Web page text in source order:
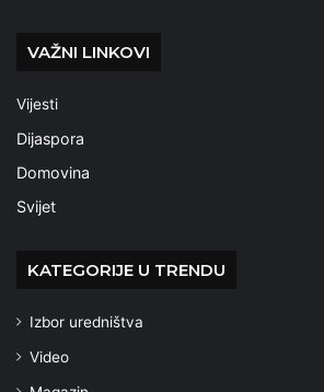
VAŽNI LINKOVI
Vijesti
Dijaspora
Domovina
Svijet
KATEGORIJE U TRENDU
Izbor uredništva
Video